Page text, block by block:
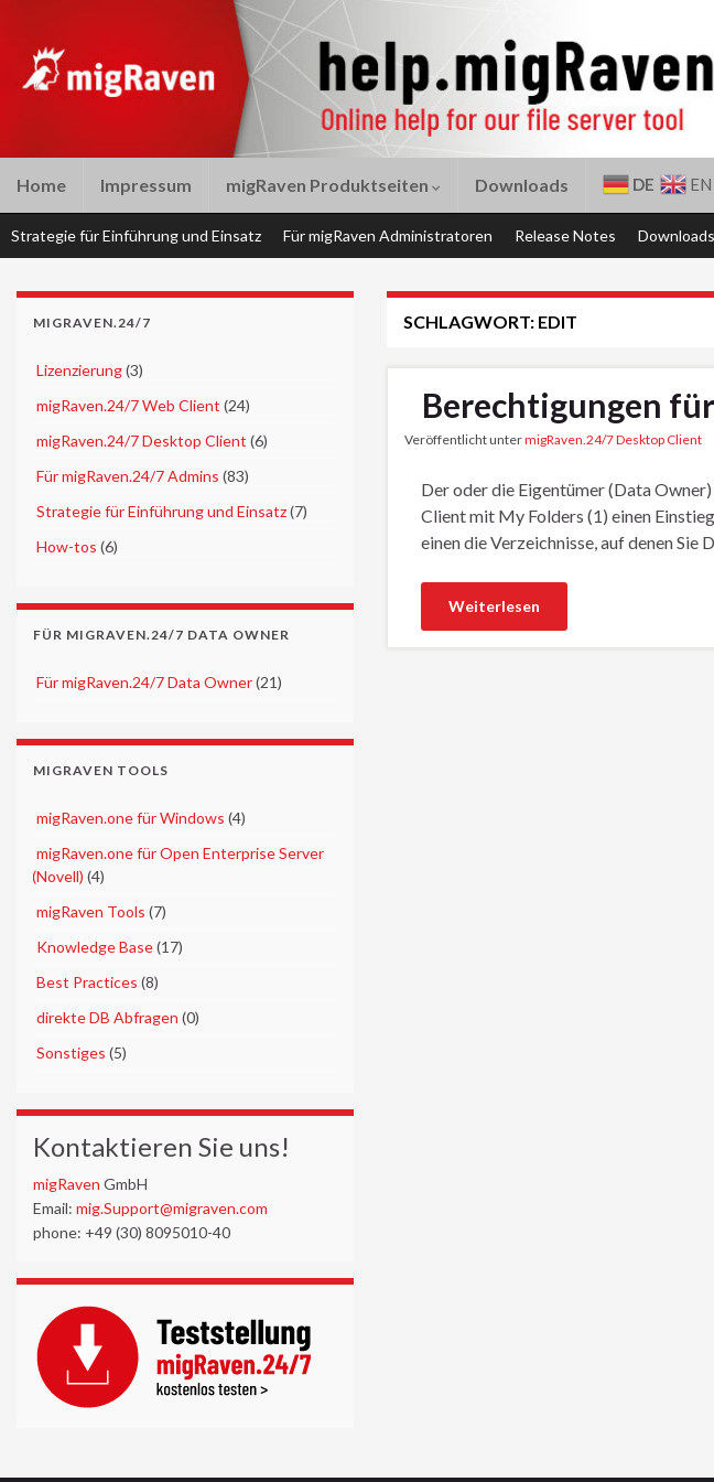
Home Impressum migRaven Produktseiten Downloads DE EN
Strategie für Einführung und Einsatz Für migRaven Administratoren Release Notes Downloads
MIGRAVEN.24/7
Lizenzierung(3)
migRaven.24/7 Web Client (24)
migRaven.24/7 Desktop Client (6)
Für migRaven.24/7 Admins (83)
Strategie für Einführung und Einsatz(7)
How-tos (6)
FÜR MIGRAVEN.24/7 DATA OWNER
Für migRaven.24/7 Data Owner(21)
MIGRAVEN TOOLS
migRaven.one für Windows (4)
migRaven.one für Open Enterprise Server
(Novell) (4)
migRaven Tools (7)
Knowledge Base(17)
Best Practices (8)
direkte DB Abfragen (0)
Sonstiges (5)
Kontaktieren Sie uns!
migRaven GmbH
Email: mig.Support@migraven.com
phone: +49 (30) 8095010-40
SCHLAGWORT: EDIT
Berechtigungen
Veröffentlicht untermigRaven.24/7 Desktop Client
Der oder die Eigentümer (Data
Client mit My Folders (1) einen
einen die Verzeichnisse, auf denen
Weiterlesen